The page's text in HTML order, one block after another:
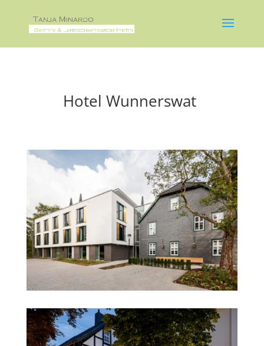
Hotel Wunnerswat